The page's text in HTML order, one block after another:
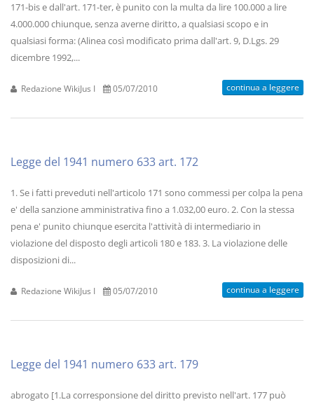
171-bis e dall'art. 171-ter, è punito con la multa da lire 100.000 a lire
4.000.000 chiunque, senza averne diritto, a qualsiasi scopo e in
qualsiasi forma: (Alinea così modificato prima dall'art. 9, D.Lgs. 29
dicembre 1992,...
Redazione WikiJus I 05/07/2010 continua a leggere
Legge del 1941 numero 633 art. 172
1. Se i fatti preveduti nell'articolo 171 sono commessi per colpa la pena
e' della sanzione amministrativa fino a 1.032,00 euro. 2. Con la stessa
pena e' punito chiunque esercita l'attività di intermediario in
violazione del disposto degli articoli 180 e 183. 3. La violazione delle
disposizioni di...
Redazione WikiJus I 05/07/2010 continua a leggere
Legge del 1941 numero 633 art. 179
abrogato [1.La corresponsione del diritto previsto nell'art. 177 può